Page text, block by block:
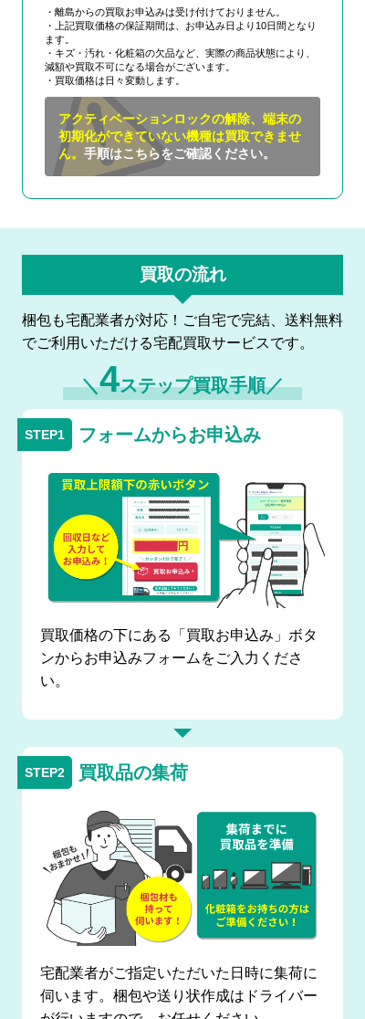
・離島からの買取お申込みは受け付けておりません。
・上記買取価格の保証期間は、お申込み日より10日間となり
ます。
・キズ・汚れ・化粧箱の欠品など、実際の商品状態により、
減額や買取不可になる場合がございます。
・買取価格は日々変動します。
アクティベーションロックの解除、端末の
初期化ができていない機種は買取できませ
ん。手順はこちらをご確認ください。
買取の流れ
梱包も宅配業者が対応！ご自宅で完結、送料無料
でご利用いただける宅配買取サービスです。
＼4ステップ買取手順／
フォームからお申込み
買取価格の下にある「買取お申込み」ボタ
ンからお申込みフォームをご入力くださ
い。
買取品の集荷
宅配業者がご指定いただいた日時に集荷に
伺います。梱包や送り状作成はドライバー